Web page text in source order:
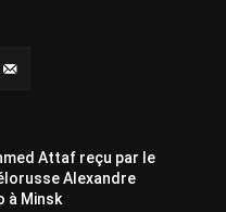
Attaf reçu par le
Alexandre
à Minsk